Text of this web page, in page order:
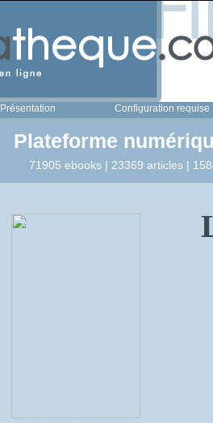
Présentation Configuration requise
Plateforme
71905 ebooks | 23369 articles |